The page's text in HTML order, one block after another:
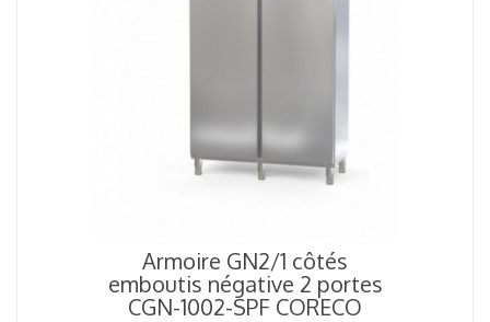
Armoire GN2/1 côtés
emboutis négative 2 portes
CGN-1002-SPF CORECO